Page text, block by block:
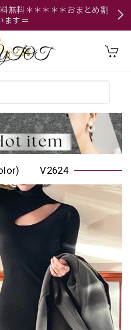
無料＊＊＊＊＊おまとめ割
ます＝
V2624